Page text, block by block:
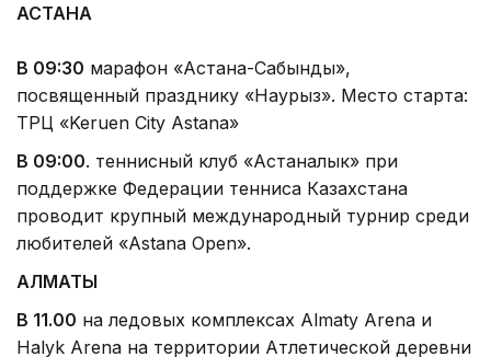
АСТАНА
В 09:30 марафон «Астана-Сабынды»,
посвященный празднику «Наурыз». Место старта:
ТРЦ «Keruen City Astana»
В 09:00. теннисный клуб «Астаналык» при
поддержке Федерации тенниса Казахстана
проводит крупный международный турнир среди
любителей «Astana Open».
АЛМАТЫ
В 11.00 на ледовых комплексах Almaty Arena и
Halyk Arena на территории Атлетической деревни